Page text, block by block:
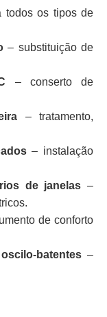
todos os tipos de
– substituição de
– conserto de
– tratamento,
– instalação
de janelas –
de conforto
batentes –